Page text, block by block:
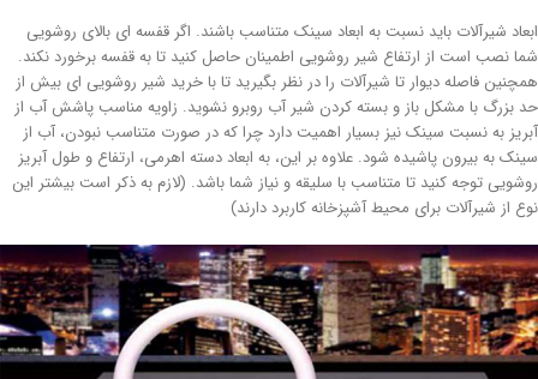
شیرآلات باید نسبت به ابعاد سینک متناسب باشند. اگر قفسه ای بالای روشویی
نصب است از ارتفاع شیر روشویی اطمینان حاصل کنید تا به قفسه برخورد نکند.
فاصله دیوار تا شیرآلات را در نظر بگیرید تا با خرید شیر روشویی ای بیش از
بزرگ با مشکل باز و بسته کردن شیر آب روبرو نشوید. زاویه مناسب پاشش آب از
به نسبت سینک نیز بسیار اهمیت دارد چرا که در صورت متناسب نبودن، آب از
به بیرون پاشیده شود. علاوه بر این، به ابعاد دسته اهرمی، ارتفاع و طول آبریز
توجه کنید تا متناسب با سلیقه و نیاز شما باشد. (لازم به ذکر است بیشتر این
از شیرآلات برای محیط آشپزخانه کاربرد دارند)